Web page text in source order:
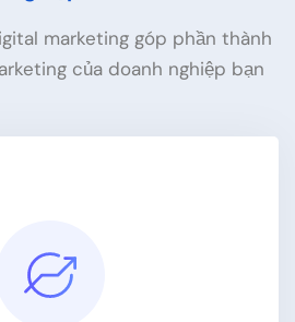
marketing góp phần thành
của doanh nghiệp bạn